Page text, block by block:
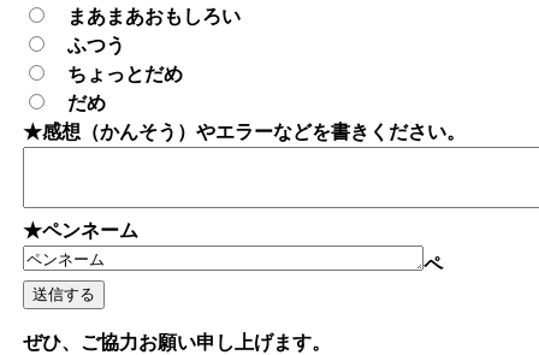
まあまあおもしろい
ふつう
ちょっとだめ
だめ
★感想（かんそう）やエラーなどを書きください。
★ペンネーム
ペ
ぜひ、ご協力お願い申し上げます。